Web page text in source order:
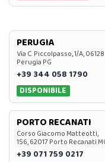
PERUGIA
Via C. Piccolpasso, 1/A, 06128
Perugia PG
+39 344 058 1790
DISPONIBILE
PORTO RECANATI
Corso Giacomo Matteotti,
156, 62017 Porto Recanati
+39 071 759 0217